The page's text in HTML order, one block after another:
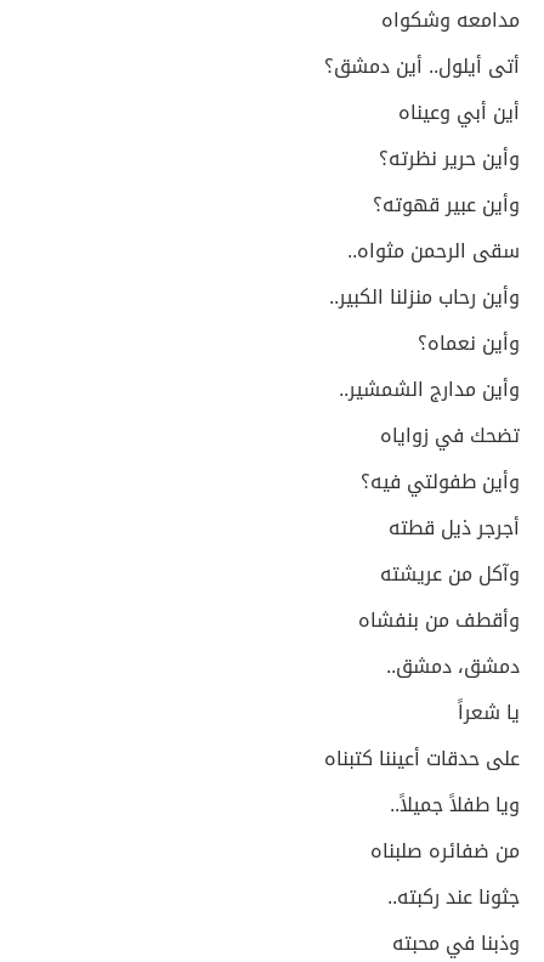
مدامعه وشكواه
أتى أيلول.. أين دمشق؟
أين أبي وعيناه
وأين حرير نظرته؟
وأين عبير قهوته؟
سقى الرحمن مثواه..
وأين رحاب منزلنا الكبير..
وأين نعماه؟
وأين مدارج الشمشير..
تضحك في زواياه
وأين طفولتي فيه؟
أجرجر ذيل قطته
وآكل من عريشته
وأقطف من بنفشاه
دمشق، دمشق..
يا شعراً
على حدقات أعيننا كتبناه
ويا طفلاً جميلاً..
من ضفائره صلبناه
جثونا عند ركبته..
وذبنا في محبته